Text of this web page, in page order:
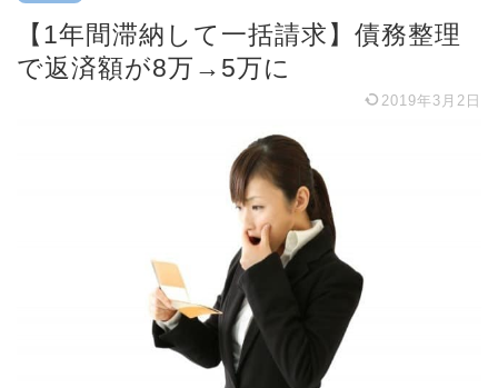
【1年間滞納して一括請求】債務整理
で返済額が8万→5万に
2019年3月2日